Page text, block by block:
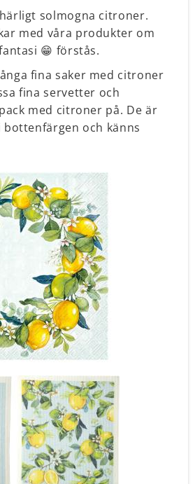
solmogna citroner.
med våra produkter om
😁 förstås.
fina saker med citroner
fina servetter och
med citroner på. De är
och känns